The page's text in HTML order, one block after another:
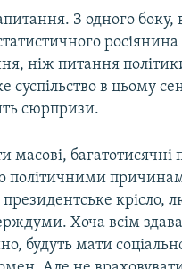
З одного боку,
росіянина
ніж питання
суспільство в цьому
сюрпризи.
багатотисячні
політичними
крісло,
Хоча всім
будуть мати